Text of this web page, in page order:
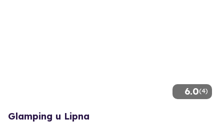
6.0(4)
Glamping u Lipna